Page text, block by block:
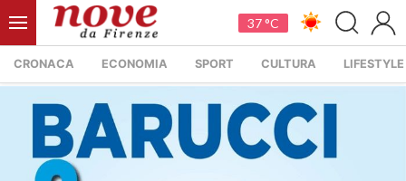
37 °C
CRONACA ECONOMIA SPORT CULTURA LIFESTYLE